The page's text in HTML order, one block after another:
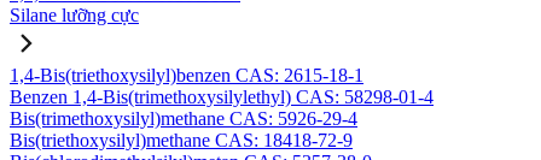
Silane lưỡng cực
1,4-Bis(triethoxysilyl)benzen CAS: 2615-18-1
Benzen 1,4-Bis(trimethoxysilylethyl) CAS: 58298-01-4
Bis(trimethoxysilyl)methane CAS: 5926-29-4
Bis(triethoxysilyl)methane CAS: 18418-72-9